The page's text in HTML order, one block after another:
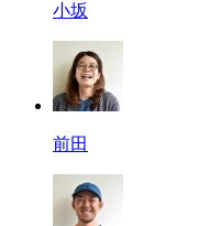
小坂
前田